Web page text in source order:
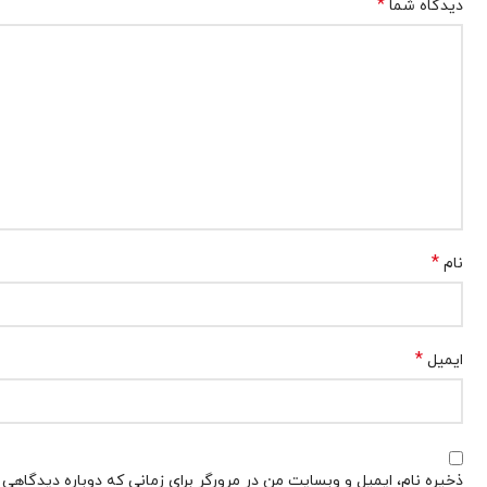
دیدگاه شما *
نام *
ایمیل *
ذخیره نام، ایمیل و وبسایت من در مرورگر برای زمانی که دوباره